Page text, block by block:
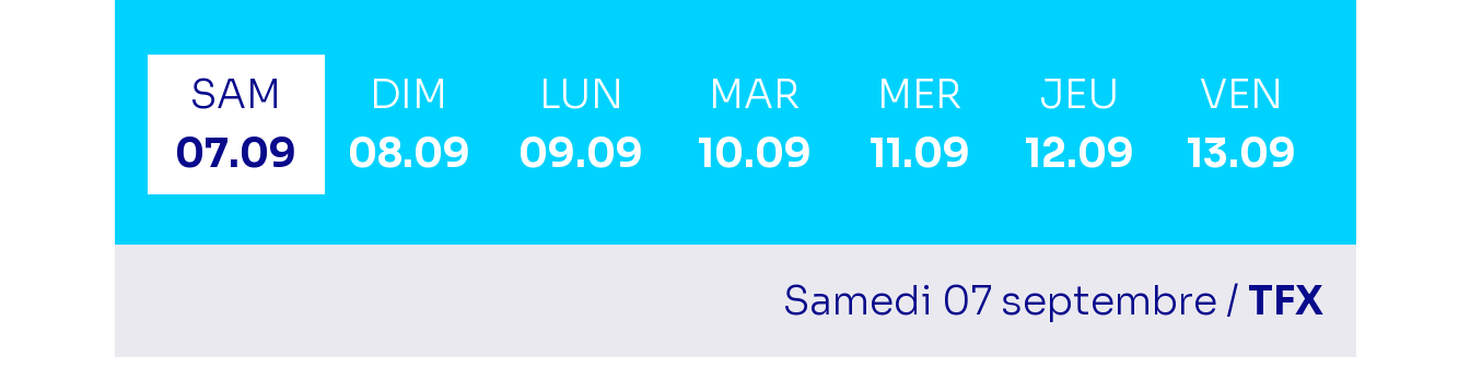
SAM
07.09
DIM
08.09
LUN
09.09
MAR
10.09
MER
11.09
JEU
12.09
VEN
13.09
Samedi 07 septembre / TFX